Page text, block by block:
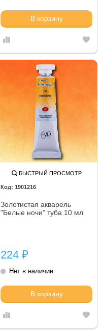
В корзину
БЫСТРЫЙ ПРОСМОТР
1901216
Золотистая акварель
"Белые ночи" туба 10 мл
224 ₽
Нет в наличии
В корзину